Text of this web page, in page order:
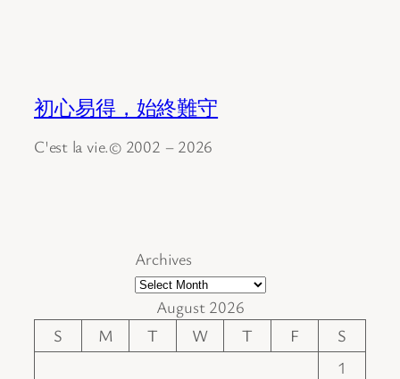
初心易得，始終難守
C'est la vie.© 2002 – 2026
Archives
August 2026
S
M T W T F
S
1